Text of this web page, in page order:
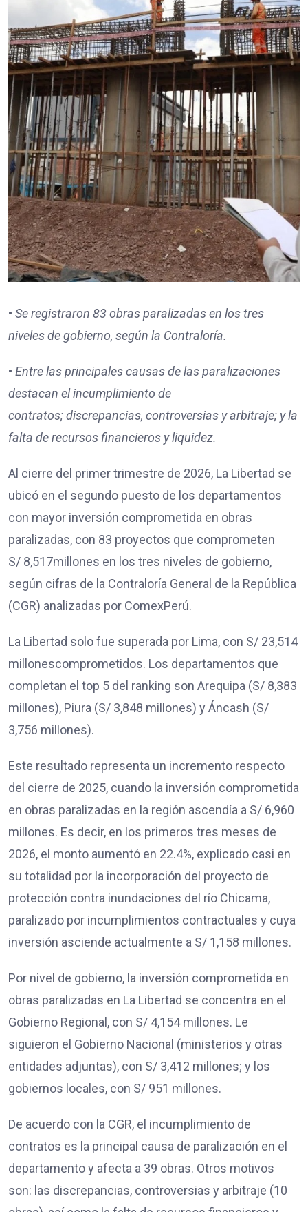
• Se registraron 83 obras paralizadas en los tres
niveles de gobierno, según la Contraloría.
• Entre las principales causas de las paralizaciones
destacan el incumplimiento de
contratos;discrepancias, controversias y arbitraje; yla
falta de recursos financieros y liquidez.
Al cierre del primer trimestre de 2026, La Libertad se
ubicó en el segundo puesto de los departamentos
con mayor inversión comprometida en obras
paralizadas, con 83 proyectos que comprometen
S/ 8,517millones en los tres niveles de gobierno,
según cifras de la Contraloría General de la República
(CGR) analizadas por ComexPerú.
La Libertad solo fue superada por Lima, con S/ 23,514
millonescomprometidos. Los departamentos que
completan el top 5 del ranking son Arequipa (S/ 8,383
millones), Piura (S/ 3,848 millones) y Áncash (S/
3,756 millones).
Este resultado representa un incremento respecto
del cierre de 2025, cuando la inversión comprometida
en obras paralizadas en la región ascendía a S/ 6,960
millones. Es decir, en los primeros tres meses de
2026, el monto aumentó en 22.4%, explicado casi en
su totalidad por la incorporación del proyecto de
protección contra inundaciones del río Chicama,
paralizado por incumplimientos contractuales y cuya
inversión asciende actualmente a S/ 1,158 millones.
Por nivel de gobierno, la inversión comprometida en
obras paralizadas en La Libertad se concentra en el
Gobierno Regional, con S/ 4,154 millones. Le
siguieron el Gobierno Nacional (ministerios y otras
entidades adjuntas), con S/ 3,412 millones; y los
gobiernos locales, con S/ 951 millones.
De acuerdo con la CGR, el incumplimiento de
contratos es la principal causa de paralización en el
departamento y afecta a 39 obras. Otros motivos
son: las discrepancias, controversias y arbitraje (10